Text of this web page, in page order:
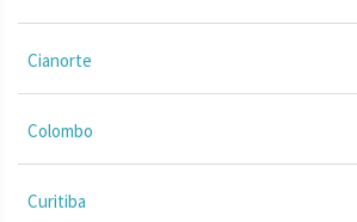
Cianorte
Colombo
Curitiba